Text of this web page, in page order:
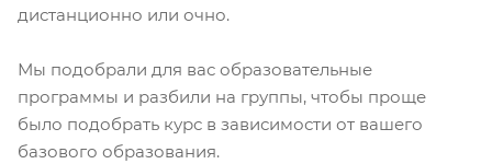
дистанционно или очно.
Мы подобрали для вас образовательные
программы и разбили на группы, чтобы проще
было подобрать курс в зависимости от вашего
базового образования.